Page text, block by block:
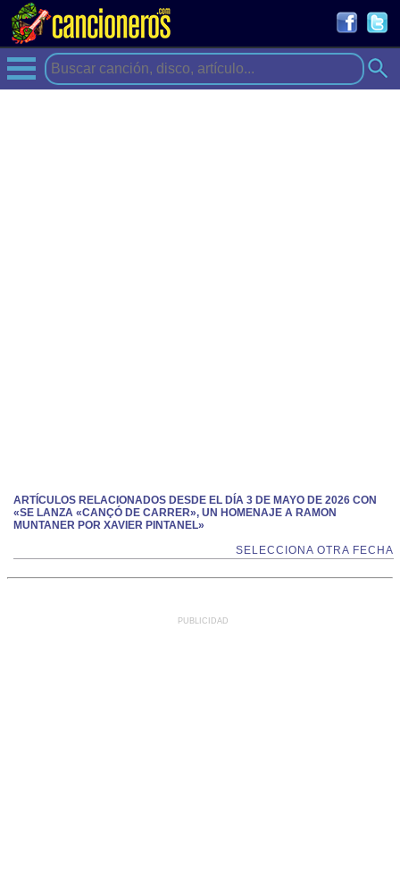
ARTÍCULOS RELACIONADOS DESDE EL DÍA 3 DE MAYO DE 2026 CON
«SE LANZA «CANÇÓ DE CARRER», UN HOMENAJE A RAMON
MUNTANER POR XAVIER PINTANEL»
SELECCIONA OTRA FECHA
PUBLICIDAD